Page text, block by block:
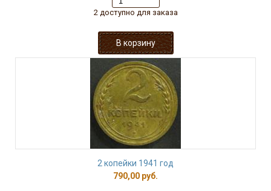
2 доступно для заказа
2 копейки 1941 год
790,00 руб.